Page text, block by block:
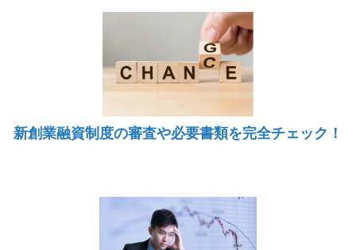
新創業融資制度の審査や必要書類を完全チェック！